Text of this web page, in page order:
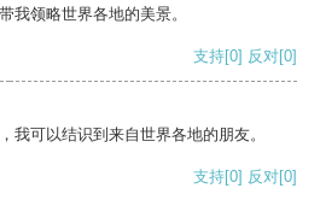
我领略世界各地的美景。
支持[0] 反对[0]
我可以结识到来自世界各地的朋友。
支持[0] 反对[0]